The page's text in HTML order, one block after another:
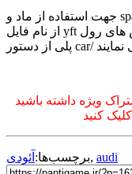
جهت استفاده از ماد و spawn کردن آن در محیط بازی خود کافیست
از نام فایل yft داخل ماد استفاده نمایید. معمولا در سورس های رول
ویژه داشته باشید
برچسب‌ها: آئودی , audi